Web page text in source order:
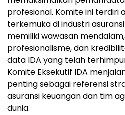
profesional. Komite ini
terkemuka di industri
memiliki wawasan
profesionalisme, dan
data IDA yang telah
Komite Eksekutif IDA
penting sebagai referensi
asuransi keuangan dan tim
dunia.